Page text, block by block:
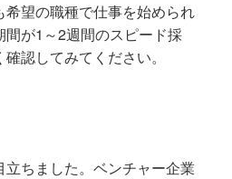
望の職種で仕事を始められ
が1～2週間のスピード採
認してみてください。
ちました。ベンチャー企業